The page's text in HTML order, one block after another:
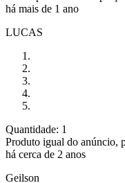
há mais de 1 ano
LUCAS
Quantidade: 1
Produto igual do anúncio,
há cerca de 2 anos
Geilson